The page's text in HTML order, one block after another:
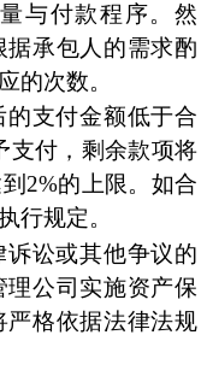
与付款程序。然
承包人的需求酌
的次数。
的支付金额低于合
支付，剩余款项将
2%的上限。如合
行规定。
诉讼或其他争议的
公司实施资产保
格依据法律法规